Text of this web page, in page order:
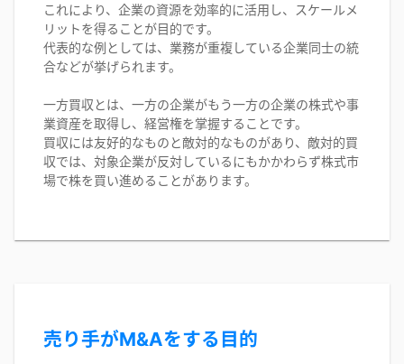
これにより、企業の資源を効率的に活用し、スケールメ
リットを得ることが目的です。
代表的な例としては、業務が重複している企業同士の統
合などが挙げられます。
一方買収とは、一方の企業がもう一方の企業の株式や事
業資産を取得し、経営権を掌握することです。
買収には友好的なものと敵対的なものがあり、敵対的買
収では、対象企業が反対しているにもかかわらず株式市
場で株を買い進めることがあります。
売り手がM&Aをする目的